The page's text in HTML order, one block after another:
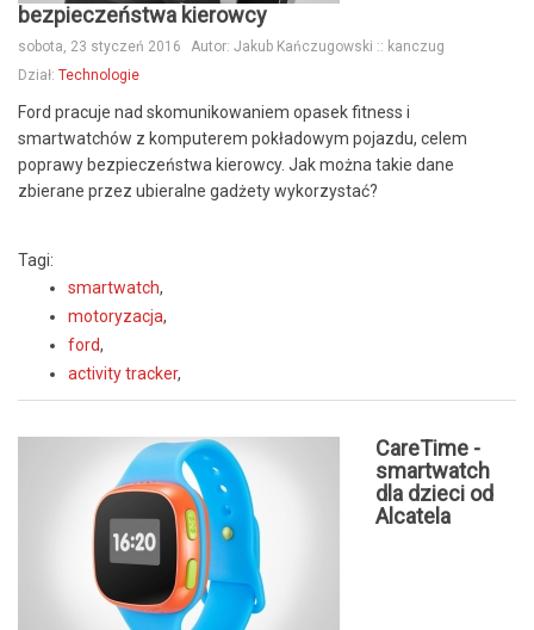
bezpieczeństwa kierowcy
sobota, 23 styczeń 2016 Autor: Jakub Kańczugowski :: kanczug
Dział: Technologie
Ford pracuje nad skomunikowaniem opasek fitness i
smartwatchów z komputerem pokładowym pojazdu, celem
poprawy bezpieczeństwa kierowcy. Jak można takie dane
zbierane przez ubieralne gadżety wykorzystać?
Tagi:
smartwatch,
motoryzacja,
ford,
activity tracker,
CareTime -
smartwatch
dla dzieci od
Alcatela